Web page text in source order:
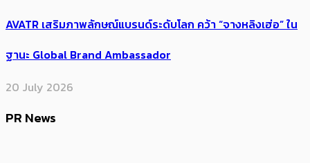
AVATR เสริมภาพลักษณ์แบรนด์ระดับโลก คว้า “จางหลิงเฮ่อ” ใน
ฐานะ Global Brand Ambassador
20 July 2026
PR News